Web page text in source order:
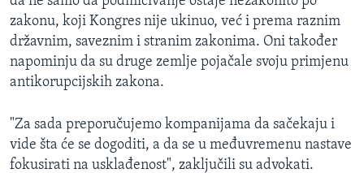
zakonu, koji Kongres nije ukinuo, već i prema raznim
državnim, saveznim i stranim zakonima. Oni također
napominju da su druge zemlje pojačale svoju primjenu
antikorupcijskih zakona.
"Za sada preporučujemo kompanijama da sačekaju i
vide šta će se dogoditi, a da se u međuvremenu nastave
fokusirati na usklađenost", zaključili su advokati.